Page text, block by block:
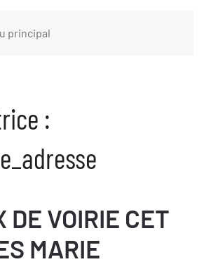
principal
:
DE VOIRIE CET
MARIE